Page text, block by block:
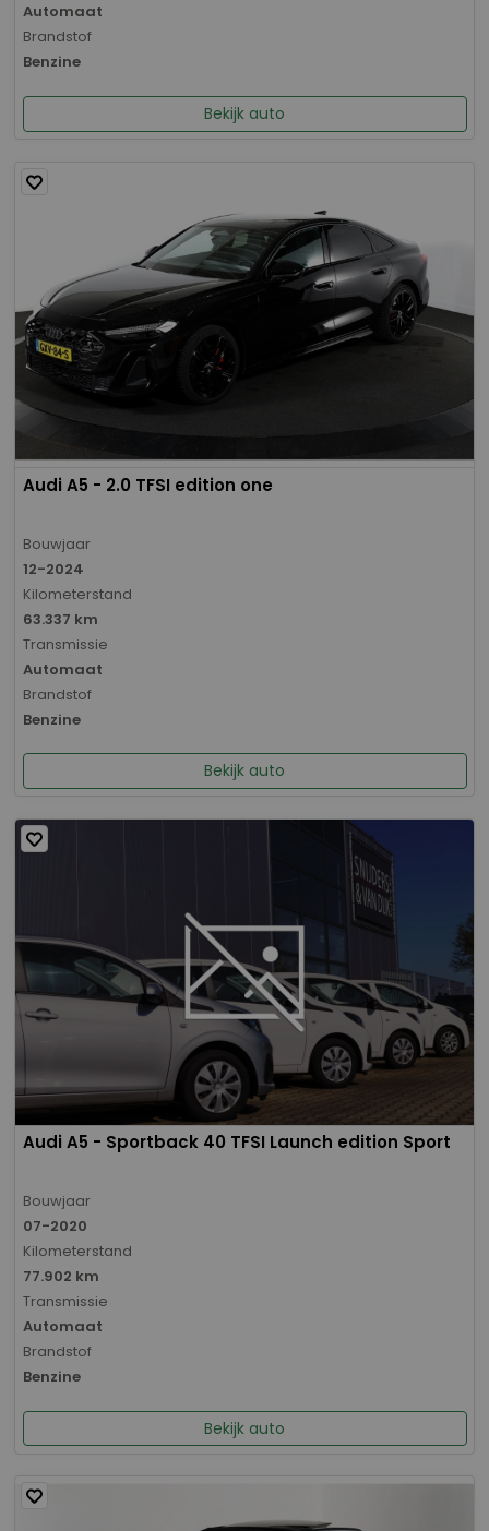
Automaat
Brandstof
Benzine
Bekijk auto
Audi A5 - 2.0 TFSI edition one
Bouwjaar
12-2024
Kilometerstand
63.337 km
Transmissie
Automaat
Brandstof
Benzine
Bekijk auto
Audi A5 - Sportback 40 TFSI Launch edition Sport
Bouwjaar
07-2020
Kilometerstand
77.902 km
Transmissie
Automaat
Brandstof
Benzine
Bekijk auto